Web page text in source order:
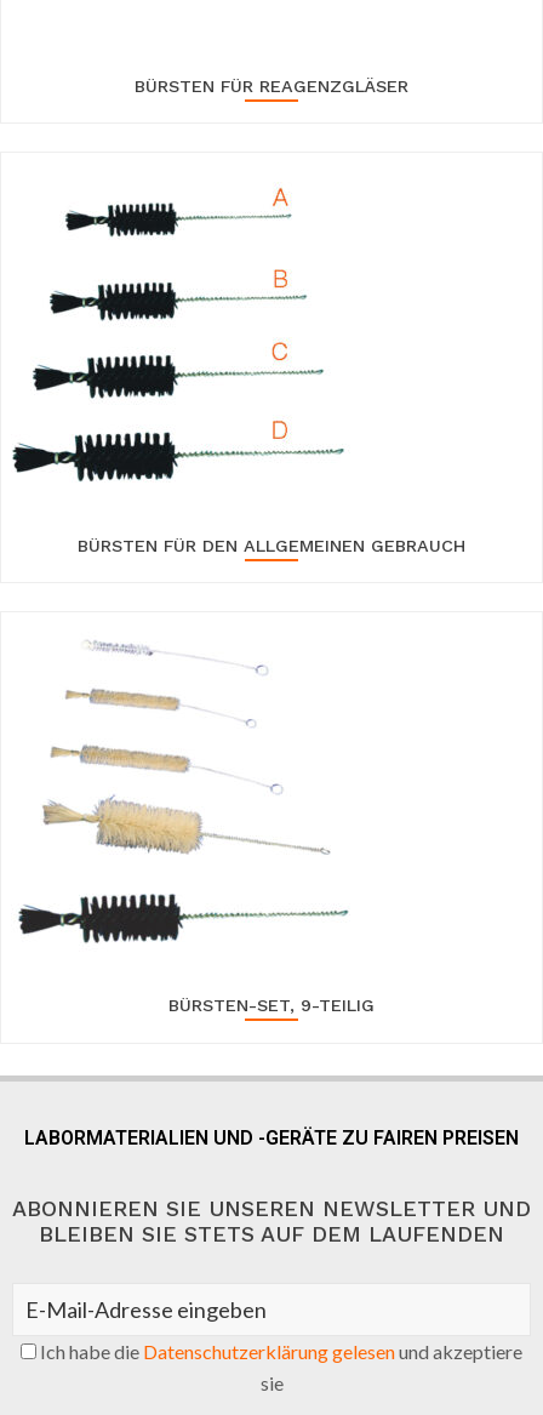
BÜRSTEN FÜR REAGENZGLÄSER
BÜRSTEN FÜR DEN ALLGEMEINEN GEBRAUCH
BÜRSTEN-SET, 9-TEILIG
LABORMATERIALIEN UND -GERÄTE ZU FAIREN PREISEN
ABONNIEREN SIE UNSEREN NEWSLETTER UND
BLEIBEN SIE STETS AUF DEM LAUFENDEN
Ich habe die Datenschutzerklärung gelesenund akzeptiere
sie